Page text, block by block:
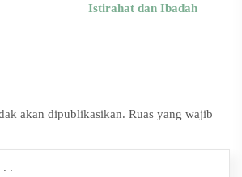
Istirahat dan Ibadah
akan dipublikasikan. Ruas yang wajib